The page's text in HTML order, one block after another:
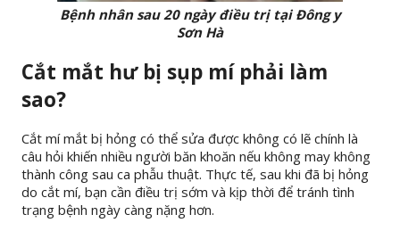
Bệnh nhân sau 20 ngày điều trị tại Đông y
Sơn Hà
Cắt mắt hư bị sụp mí phải làm
sao?
Cắt mí mắt bị hỏng có thể sửa được không có lẽ chính là
câu hỏi khiến nhiều người băn khoăn nếu không may không
thành công sau ca phẫu thuật. Thực tế, sau khi đã bị hỏng
do cắt mí, bạn cần điều trị sớm và kịp thời để tránh tình
trạng bệnh ngày càng nặng hơn.